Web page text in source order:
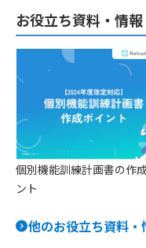
お役立ち資料・情報
個別機能訓練計画書の作
ント
他のお役立ち資料・